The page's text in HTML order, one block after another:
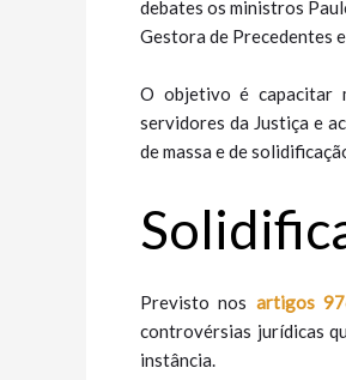
debates os ministros
Gestora de Precedentes
O objetivo é capacitar
servidores da Justiça e
de massa e de
Previsto nos artigos
controvérsias jurídicas
instância.